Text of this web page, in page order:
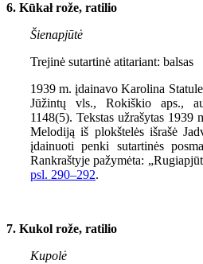
6. Kūkał rože, ratilio
Šienapjūtė
Trejinė sutartinė atitariant: balsas
1939 m. įdainavo Karolina
Jūžintų vls., Rokiškio aps.,
1148(5). Tekstas užrašytas
Melodiją iš plokštelės išrašė
įdainuoti penki sutartinės
Rankraštyje pažymėta:
psl. 290–292.
7. Kukol rože, ratilio
Kupolė